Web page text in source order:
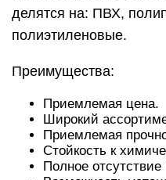
делятся на: ПВХ,
полиэтиленовые.
Преимущества:
Приемлемая цена.
Широкий
Приемлемая
Стойкость к
Полное отсутствие